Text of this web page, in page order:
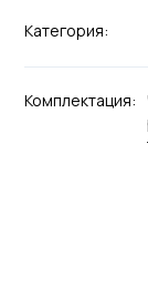
Категория:
Комплектация: